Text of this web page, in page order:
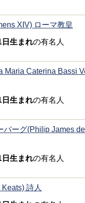
XIV) ローマ教皇
日生まれの有名人
Maria Caterina Bassi
日生まれの有名人
バーグ(Philip James
日生まれの有名人
詩人